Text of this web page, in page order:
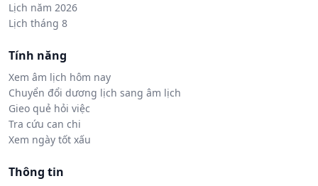
Lịch năm 2026
Lịch tháng 8
Tính năng
Xem âm lịch hôm nay
Chuyển đổi dương lịch sang âm lịch
Gieo quẻ hỏi việc
Tra cứu can chi
Xem ngày tốt xấu
Thông tin